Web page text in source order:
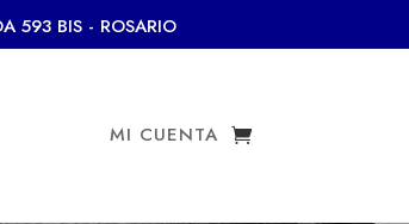
593 BIS - ROSARIO
MI CUENTA